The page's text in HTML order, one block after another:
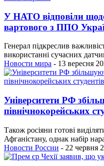
У НАТО відповіли щодо
вартового з ППО
Генерал підкреслив
використанні сучасних
Новости мира - 13 вересня
Університети РФ
північнокорейських
Також росіяни готові
Афганістану, однак набір
Новости России - 22 червня